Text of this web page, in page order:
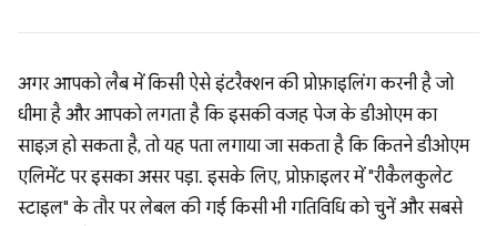
अगर आपको लैब में किसी ऐसे इंटरैक्शन की प्रोफ़ाइलिंग करनी है जो
धीमा है और आपको लगता है कि इसकी वजह पेज के डीओएम का
साइज़ हो सकता है, तो यह पता लगाया जा सकता है कि कितने डीओएम
एलिमेंट पर इसका असर पड़ा. इसके लिए, प्रोफ़ाइलर में "रीकैलकुलेट
स्टाइल" के तौर पर लेबल की गई किसी भी गतिविधि को चुनें और सबसे